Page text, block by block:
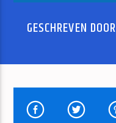
HUIDIG NUMMER
BONT
GESCHREVEN DOOR